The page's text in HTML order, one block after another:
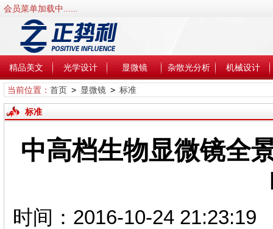
会员菜单加载中......
精品美文 光学设计 显微镜 杂散光分析 机械设计
当前位置： 首页> 显微镜> 标准
标准
中高档生物显微镜全
时间：2016-10-24